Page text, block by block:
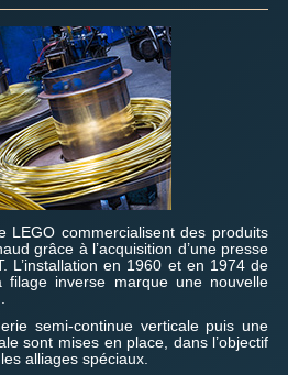
LEGO commercialisent des produits
grâce à l’acquisition d’une presse
L’installation en 1960 et en 1974 de
inverse marque une nouvelle
semi-continue verticale puis une
sont mises en place, dans l’objectif
alliages spéciaux.